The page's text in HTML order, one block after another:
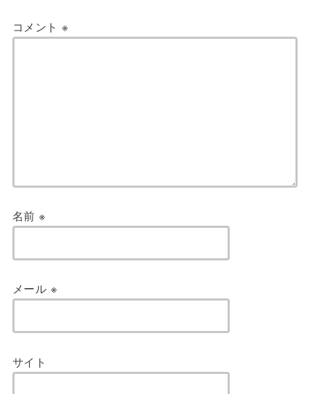
コメント ※
名前※
メール ※
サイト